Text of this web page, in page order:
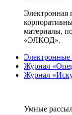
Электронная
материалы,
«ЭЛКОД».
Журнал
Журнал
Умные